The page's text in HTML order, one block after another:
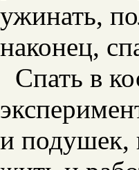
ужинать,
наконец,
Спать в
и подушек,